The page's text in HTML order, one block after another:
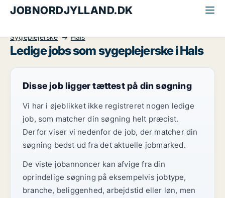
JOBNORDJYLLAND.DK
Sygeplejerske
Hals
Ledige jobs som sygeplejerske i Hals
Disse job ligger tættest på din søgning
Vi har i øjeblikket ikke registreret nogen ledige
job, som matcher din søgning helt præcist.
Derfor viser vi nedenfor de job, der matcher din
søgning bedst ud fra det aktuelle jobmarked.
De viste jobannoncer kan afvige fra din
oprindelige søgning på eksempelvis jobtype,
branche, beliggenhed, arbejdstid eller løn, men